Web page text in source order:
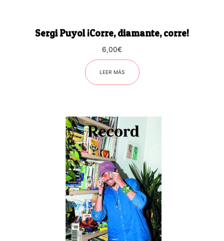
Sergi Puyol ¡Corre, diamante, corre!
6,00€
LEER MÁS